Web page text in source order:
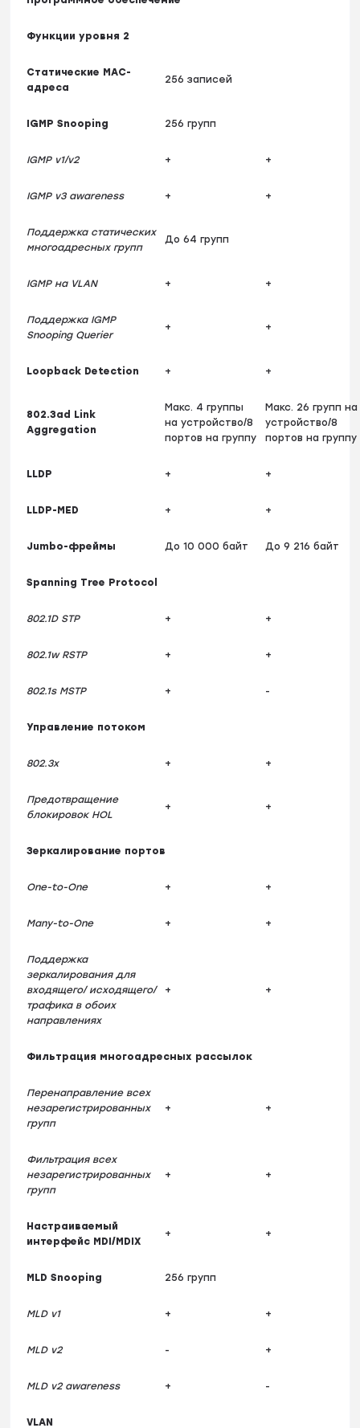
Функции уровня 2
Статические MAC-
адреса
256 записей
IGMP Snooping 256 групп
IGMP v1/v2 + +
IGMP v3 awareness + +
Поддержка статических
многоадресных групп
До 64 групп
IGMP на VLAN + +
Поддержка IGMP
Snooping Querier
+ +
Loopback Detection + +
802.3ad Link
Aggregation
Макс. 4 группы
на устройство/8
портов на группу
Макс. 26 групп на
устройство/8
портов на группу
LLDP + +
LLDP-MED + +
Jumbo-фреймы До 10 000 байт До 9 216 байт
Spanning Tree Protocol
802.1D STP + +
802.1w RSTP + +
802.1s MSTP + -
Управление потоком
802.3x + +
Предотвращение
блокировок HOL
+ +
Зеркалирование портов
One-to-One + +
Many-to-One + +
Поддержка
зеркалирования для
входящего/ исходящего/
трафика в обоих
направлениях
+ +
Фильтрация многоадресных рассылок
Перенаправление всех
незарегистрированных
групп
+ +
Фильтрация всех
незарегистрированных
групп
+ +
Настраиваемый
интерфейс MDI/MDIX
+ +
MLD Snooping 256 групп
MLD v1 + +
MLD v2 - +
MLD v2 awareness + -
VLAN